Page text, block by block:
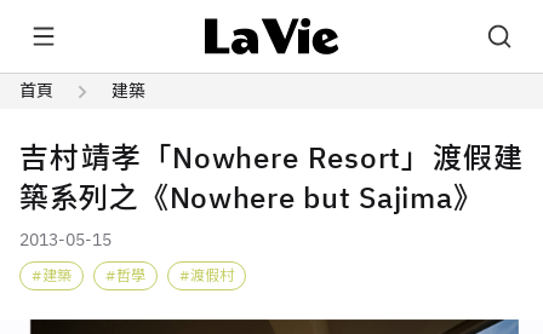
首頁 建築
吉村靖孝「Nowhere Resort」渡假建
築系列之《Nowhere but Sajima》
2013-05-15
建築 哲學 渡假村